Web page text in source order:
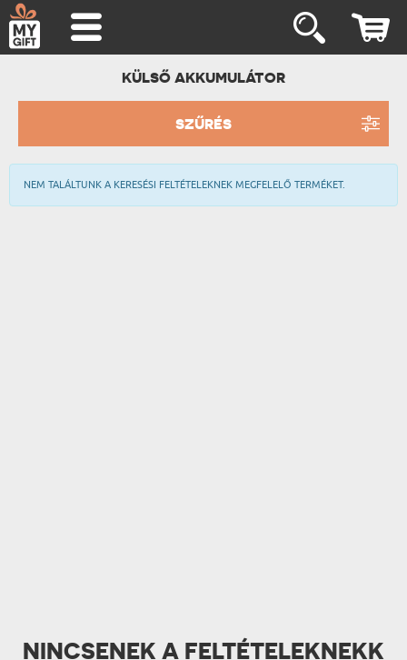
KÜLSŐ AKKUMULÁTOR
SZŰRÉS
NEM TALÁLTUNK A KERESÉSI FELTÉTELEKNEK MEGFELELŐ TERMÉKET.
NINCSENEK A FELTÉTELEKNEKK